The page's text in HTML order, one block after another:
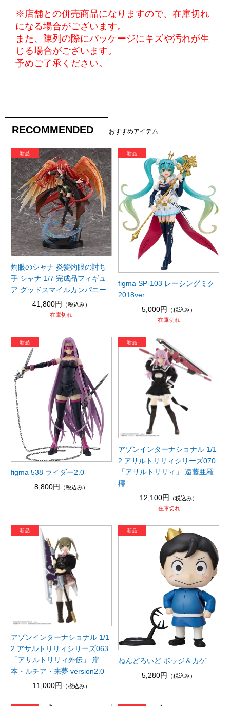
※店舗との併売商品になりますので、在庫切れ
になる場合がございます。
また、陳列の際にパッケージにキズや汚れが生
じる場合がございます。
予めご了承ください。
RECOMMENDED おすすめアイテム
灼眼のシャナ 炎髪灼眼の討ち
手 シャナ 1/7 完成品フィギュ
ア グッドスマイルカンパニー
41,800円
（税込み）
在庫切れ
figma SP-103 レーシングミク
2018ver.
5,000円
（税込み）
在庫切れ
figma 538 ライダー2.0
8,800円
（税込み）
アゾンインターナショナル 1/1
2 アサルトリリィシリーズ070
「アサルトリリィ」 遠藤亜羅
椰
12,100円
（税込み）
在庫切れ
アゾンインターナショナル 1/1
2 アサルトリリィシリーズ063
「アサルトリリィ外伝」 岸
本・ルチア・来夢 version2.0
11,000円
（税込み）
ねんどろいど ボッジ＆カゲ
5,280円
（税込み）